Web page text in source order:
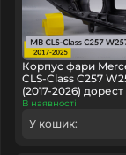
Корпус фари
CLS-Class C257
(2017-2026)
В наявності
У кошик: